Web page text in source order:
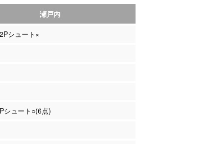
瀬戸内
シュート×
シュート○(6点)